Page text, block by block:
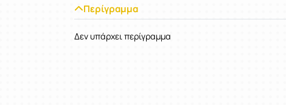
Περίγραμμα
Δεν υπάρχει περίγραμμα